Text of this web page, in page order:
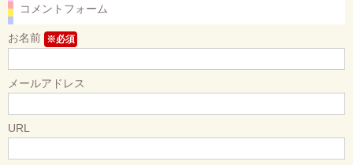
コメントフォーム
お名前 ※必須
メールアドレス
URL